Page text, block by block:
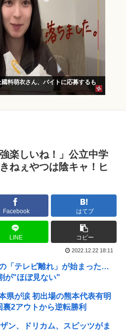
料萌衣さん、バイトに応募するも
楽しいね！」公立中学
ねぇやつは陰キャ！ヒ
Facebook はてブ
LINE コピー
2022.12.22 18:11
「テレビ離れ」が始まった…
が"ほぼ見ない"
県が涙 初出場の熊本代表有明
2アウトから逆転勝利
ン、ドリカム、スピッツがま